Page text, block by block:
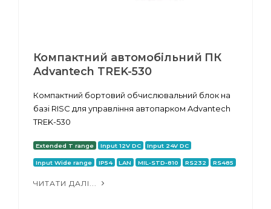
Компактний автомобільний ПК
Advantech TREK-530
Компактний бортовий обчислювальний блок на
базі RISC для управління автопарком Advantech
TREK-530
Extended T range Input 12V DC Input 24V DC
Input Wide range IP54 LAN MIL-STD-810 RS232 RS485
ЧИТАТИ ДАЛІ...